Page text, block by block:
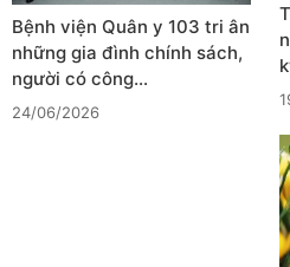
Bệnh viện Quân y 103 tri ân
những gia đình chính sách,
người có công…
24/06/2026